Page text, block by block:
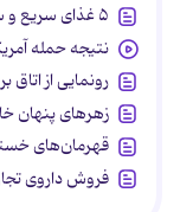
۵ غذای سریع و سالم برای طبیعت‌گردی
نتیجه حمله
رونمایی از اتاق
زهرهای پنهان
قهرمان‌های
فروش داروی